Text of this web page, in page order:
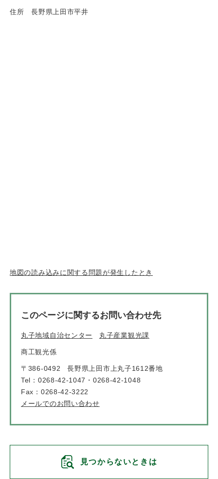
住所 長野県上田市平井
地図の読み込みに関する問題が発生したとき
このページに関するお問い合わせ先
丸子地域自治センター 丸子産業観光課
商工観光係
〒386-0492
長野県上田市上丸子1612番地
Tel：0268-42-1047・0268-42-1048
Fax：0268-42-3222
メールでのお問い合わせ
見つからないときは